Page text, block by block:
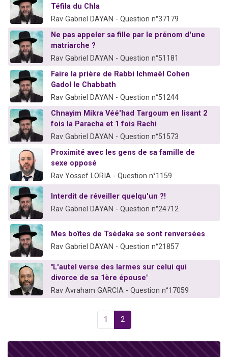
Téfila du Chla
Rav Gabriel DAYAN - Question n°37179
Ne pas appeler sa fille par le prénom d'une
matriarche ?
Rav Gabriel DAYAN - Question n°51181
Faire la prière de Rabbi Ichmaël Cohen
Gadol le Chabbath
Rav Gabriel DAYAN - Question n°51244
Chnayim Mikra Véé'had Targoum en lisant 2
fois la Paracha et 1 fois Rachi
Rav Gabriel DAYAN - Question n°51573
Proximité avec les gens de sa famille de
sexe opposé
Rav Yossef LORIA - Question n°1159
Interdit de réveiller quelqu'un ?!
Rav Gabriel DAYAN - Question n°24712
Mes boîtes de Tsédaka se sont renversées
Rav Gabriel DAYAN - Question n°21857
"L'autel verse des larmes sur celui qui
divorce de sa 1ère épouse"
Rav Avraham GARCIA - Question n°17059
1 2